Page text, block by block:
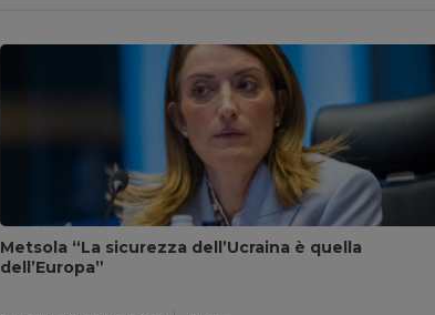
Metsola “La sicurezza dell’Ucraina è quella
dell’Europa”